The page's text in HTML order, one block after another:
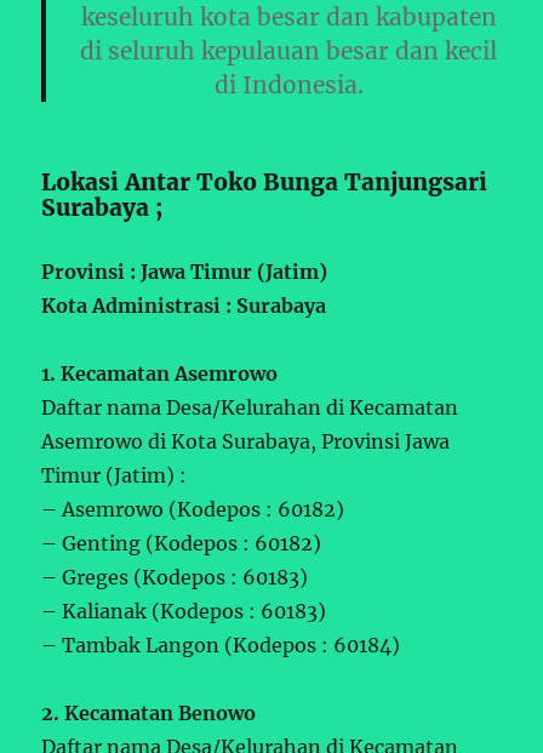
keseluruh kota besar dan kabupaten
di seluruh kepulauan besar dan kecil
di Indonesia.
Lokasi Antar Toko Bunga Tanjungsari
Surabaya ;
Provinsi : Jawa Timur (Jatim)
Kota Administrasi : Surabaya
1. Kecamatan Asemrowo
Daftar nama Desa/Kelurahan di Kecamatan
Asemrowo di Kota Surabaya, Provinsi Jawa
Timur (Jatim) :
– Asemrowo (Kodepos : 60182)
– Genting (Kodepos : 60182)
– Greges (Kodepos : 60183)
– Kalianak (Kodepos : 60183)
– Tambak Langon (Kodepos : 60184)
2. Kecamatan Benowo
Daftar nama Desa/Kelurahan di Kecamatan